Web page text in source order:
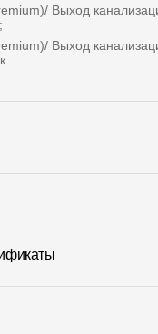
Выход
Выход